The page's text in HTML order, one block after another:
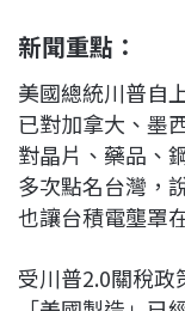
新聞重點：
美國總統川普自
已對加拿大、墨
對晶片、藥品、
多次點名台灣，
也讓台積電壟罩
受川普2.0關稅